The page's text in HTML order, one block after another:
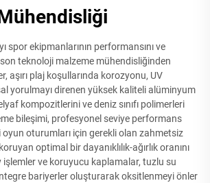
spor ekipmanlarının performansını ve
teknoloji malzeme mühendisliğinden
aşırı plaj koşullarında korozyonu, UV
yorulmayı direnen yüksek kaliteli alüminyum
kompozitlerini ve deniz sınıfı polimerleri
bileşimi, profesyonel seviye performans
oturumları için gerekli olan zahmetsiz
optimal bir dayanıklılık-ağırlık oranını
ve koruyucu kaplamalar, tuzlu su
bariyerler oluşturarak oksitlenmeyi önler